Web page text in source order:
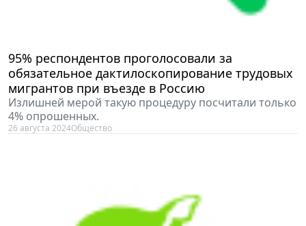
95% респондентов проголосовали за
обязательное дактилоскопирование трудовых
мигрантов при въезде в Россию
Излишней мерой такую процедуру посчитали только
4% опрошенных.
26 августа 2024Общество